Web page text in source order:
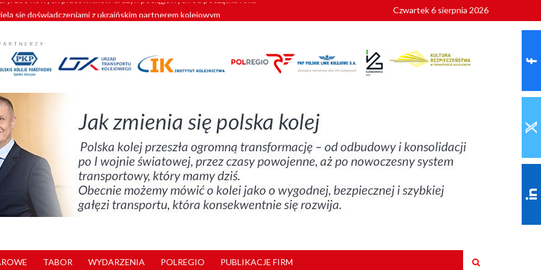
się doświadczeniami z ukraińskim partnerem kolejowym
Vectrony na 230 km/h
pociągi od PESA. Sześć nowoczesnych ELF-ów wyjedzie na tory w 2029 roku
180 nowych pracowników drużyn pociągowych od początku roku
Czwartek 6 sierpnia 2026
TABOR WYDARZENIA POLREGIO PUBLIKACJE FIRM